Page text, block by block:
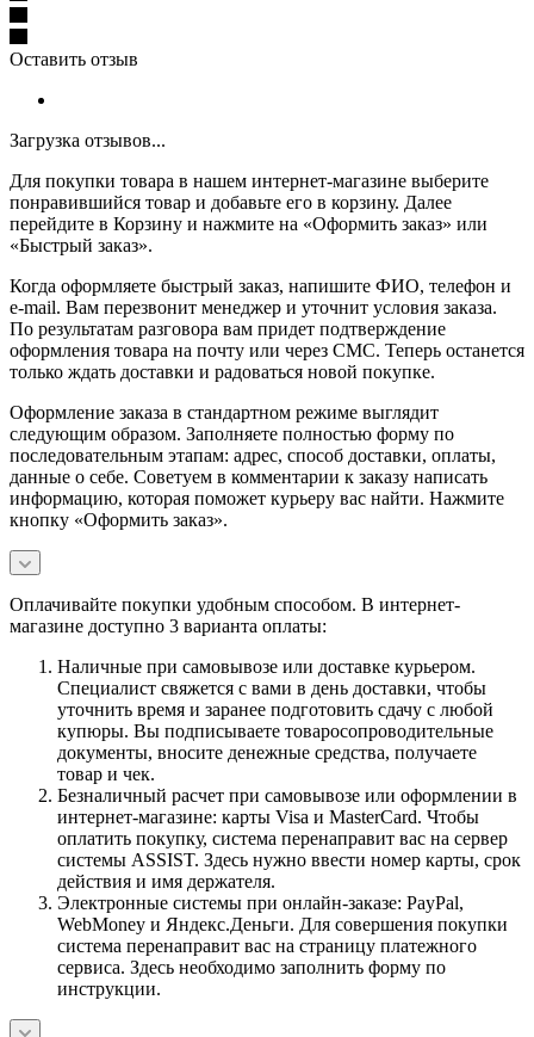
Оставить отзыв
Загрузка отзывов...
Для покупки товара в нашем интернет-магазине выберите
понравившийся товар и добавьте его в корзину. Далее
перейдите в Корзину и нажмите на «Оформить заказ» или
«Быстрый заказ».
Когда оформляете быстрый заказ, напишите ФИО, телефон и
e-mail. Вам перезвонит менеджер и уточнит условия заказа.
По результатам разговора вам придет подтверждение
оформления товара на почту или через СМС. Теперь останется
только ждать доставки и радоваться новой покупке.
Оформление заказа в стандартном режиме выглядит
следующим образом. Заполняете полностью форму по
последовательным этапам: адрес, способ доставки, оплаты,
данные о себе. Советуем в комментарии к заказу написать
информацию, которая поможет курьеру вас найти. Нажмите
кнопку «Оформить заказ».
Оплачивайте покупки удобным способом. В интернет-
магазине доступно 3 варианта оплаты:
Наличные при самовывозе или доставке курьером.
Специалист свяжется с вами в день доставки, чтобы
уточнить время и заранее подготовить сдачу с любой
купюры. Вы подписываете товаросопроводительные
документы, вносите денежные средства, получаете
товар и чек.
Безналичный расчет при самовывозе или оформлении в
интернет-магазине: карты Visa и MasterCard. Чтобы
оплатить покупку, система перенаправит вас на сервер
системы ASSIST. Здесь нужно ввести номер карты, срок
действия и имя держателя.
Электронные системы при онлайн-заказе: PayPal,
WebMoney и Яндекс.Деньги. Для совершения покупки
система перенаправит вас на страницу платежного
сервиса. Здесь необходимо заполнить форму по
инструкции.